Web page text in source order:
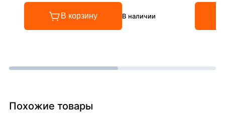
В корзину В наличии
Похожие товары